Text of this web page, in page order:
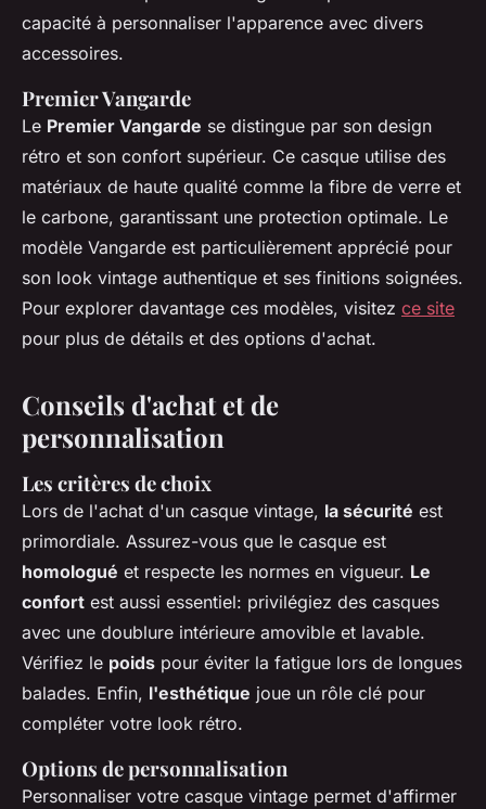
capacité à personnaliser l'apparence avec divers
accessoires.
Premier Vangarde
Le Premier Vangarde se distingue par son design
rétro et son confort supérieur. Ce casque utilise des
matériaux de haute qualité comme la fibre de verre et
le carbone, garantissant une protection optimale. Le
modèle Vangarde est particulièrement apprécié pour
son look vintage authentique et ses finitions soignées.
Pour explorer davantage ces modèles, visitez ce site
pour plus de détails et des options d'achat.
Conseils d'achat et de
personnalisation
Les critères de choix
Lors de l'achat d'un casque vintage, la sécurité est
primordiale. Assurez-vous que le casque est
homologué et respecte les normes en vigueur. Le
confort est aussi essentiel: privilégiez des casques
avec une doublure intérieure amovible et lavable.
Vérifiez le poids pour éviter la fatigue lors de longues
balades. Enfin, l'esthétique joue un rôle clé pour
compléter votre look rétro.
Options de personnalisation
Personnaliser votre casque vintage permet d'affirmer